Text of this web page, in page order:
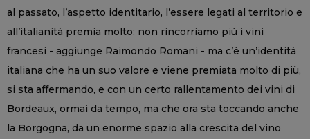
al passato, l’aspetto identitario, l’essere legati al territorio e
all’italianità premia molto: non rincorriamo più i vini
francesi - aggiunge Raimondo Romani - ma c’è un’identità
italiana che ha un suo valore e viene premiata molto di più,
si sta affermando, e con un certo rallentamento dei vini di
Bordeaux, ormai da tempo, ma che ora sta toccando anche
la Borgogna, da un enorme spazio alla crescita del vino